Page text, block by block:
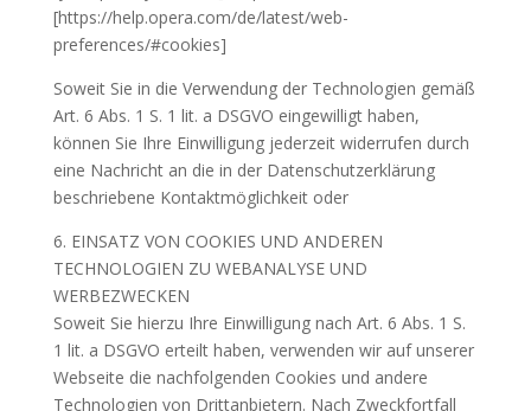
[https://help.opera.com/de/latest/web-
preferences/#cookies]
Soweit Sie in die Verwendung der Technologien gemäß
Art. 6 Abs. 1 S. 1 lit. a DSGVO eingewilligt haben,
können Sie Ihre Einwilligung jederzeit widerrufen durch
eine Nachricht an die in der Datenschutzerklärung
beschriebene Kontaktmöglichkeit oder
6. EINSATZ VON COOKIES UND ANDEREN
TECHNOLOGIEN ZU WEBANALYSE UND
WERBEZWECKEN
Soweit Sie hierzu Ihre Einwilligung nach Art. 6 Abs. 1 S.
1 lit. a DSGVO erteilt haben, verwenden wir auf unserer
Webseite die nachfolgenden Cookies und andere
Technologien von Drittanbietern. Nach Zweckfortfall